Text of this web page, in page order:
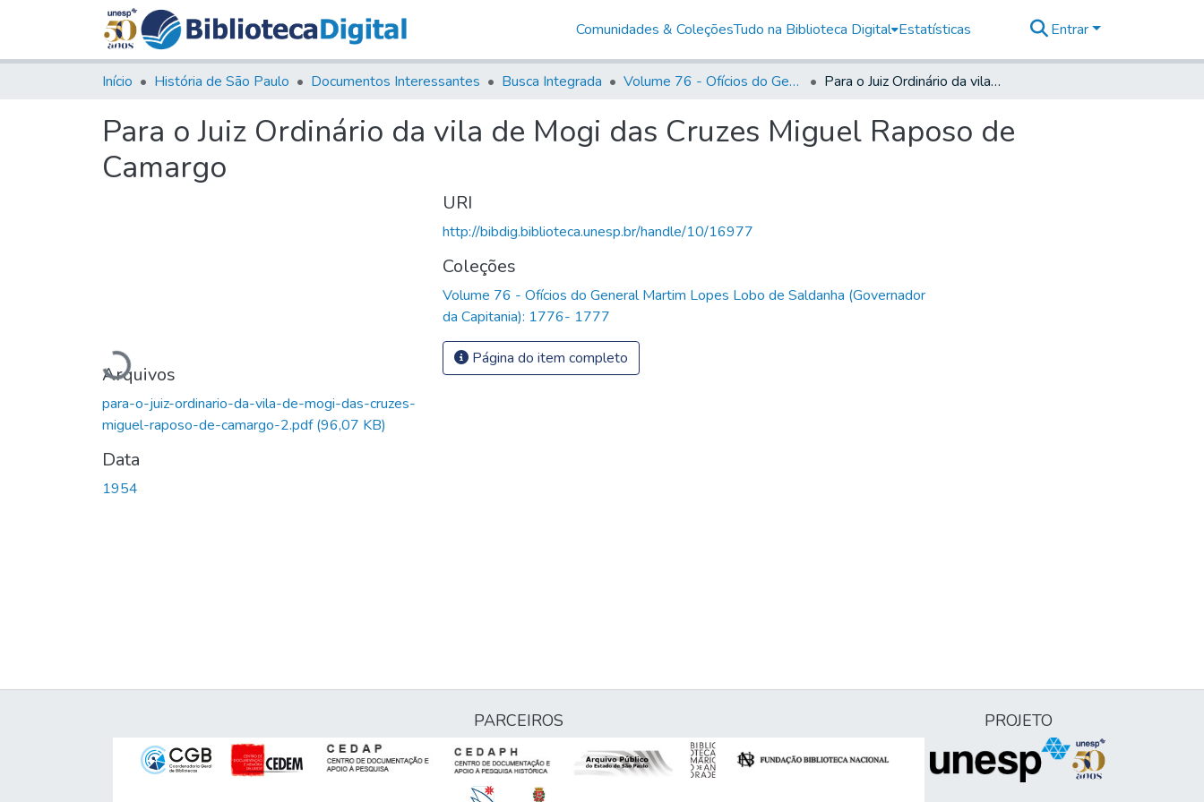
Comunidades & ColeçõesTudo na Biblioteca Digital Estatísticas Entrar
Início História de São Paulo Documentos Interessantes Busca Integrada Volume 76 - Ofícios do General Martim Lopes Lobo de Saldanha (Governador da Capitania): 1776- 1777 Para o Juiz Ordinário da vila de Mogi das Cruzes Miguel Raposo de Camargo
Para o Juiz Ordinário da vila de Mogi das Cruzes Miguel Raposo de
Camargo
Carregando...
Arquivos
para-o-juiz-ordinario-da-vila-de-mogi-das-cruzes-
miguel-raposo-de-camargo-2.pdf(96,07 KB)
Data
1954
URI
http://bibdig.biblioteca.unesp.br/handle/10/16977
Coleções
Volume 76 - Ofícios do General Martim Lopes Lobo de Saldanha (Governador
da Capitania): 1776- 1777
Página do item completo
PARCEIROS PROJETO